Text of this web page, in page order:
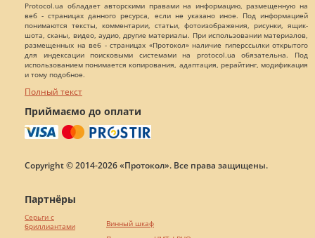
Protocol.ua обладает авторскими правами на информацию, размещенную на
веб - страницах данного ресурса, если не указано иное. Под информацией
понимаются тексты, комментарии, статьи, фотоизображения, рисунки, ящик-
шота, сканы, видео, аудио, другие материалы. При использовании материалов,
размещенных на веб - страницах «Протокол» наличие гиперссылки открытого
для индексации поисковыми системами на protocol.ua обязательна. Под
использованием понимается копирования, адаптация, рерайтинг, модификация
и тому подобное.
Полный текст
Приймаємо до оплати
Copyright © 2014-2026 «Протокол». Все права защищены.
Партнёры
Серьги с
бриллиантами
Винный шкаф